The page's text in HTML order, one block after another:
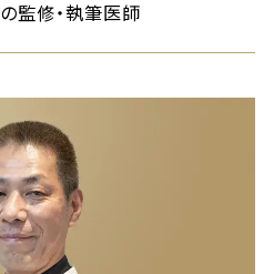
監修・執筆医師